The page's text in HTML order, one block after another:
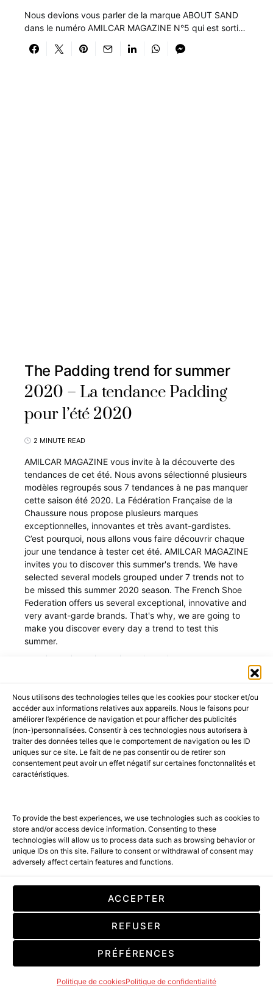
Nous utilisons des technologies telles que les cookies pour stocker et/ou
accéder aux informations relatives aux appareils. Nous le faisons pour
améliorer l’expérience de navigation et pour afficher des publicités
(non-)personnalisées. Consentir à ces technologies nous autorisera à
traiter des données telles que le comportement de navigation ou les ID
uniques sur ce site. Le fait de ne pas consentir ou de retirer son
consentement peut avoir un effet négatif sur certaines fonctonnalités et
caractéristiques.
To provide the best experiences, we use technologies such as cookies to
store and/or access device information. Consenting to these
technologies will allow us to process data such as browsing behavior or
unique IDs on this site. Failure to consent or withdrawal of consent may
adversely affect certain features and functions.
ACCEPTER
REFUSER
PRÉFÉRENCES
Politique de cookiesPolitique de confidentialité
Nous devions vous parler de la marque ABOUT SAND
dans le numéro AMILCAR MAGAZINE N°5 qui est sorti…
The Padding trend for summer
2020 – La tendance Padding
pour l’été 2020
2 MINUTE READ
AMILCAR MAGAZINE vous invite à la découverte des
tendances de cet été. Nous avons sélectionné plusieurs
modèles regroupés sous 7 tendances à ne pas manquer
cette saison été 2020. La Fédération Française de la
Chaussure nous propose plusieurs marques
exceptionnelles, innovantes et très avant-gardistes.
C’est pourquoi, nous allons vous faire découvrir chaque
jour une tendance à tester cet été. AMILCAR MAGAZINE
invites you to discover this summer's trends. We have
selected several models grouped under 7 trends not to
be missed this summer 2020 season. The French Shoe
Federation offers us several exceptional, innovative and
very avant-garde brands. That's why, we are going to
make you discover every day a trend to test this
summer.
FOCUS ON ALEXANDER
ALLEN
career very closely. We wanted to devote an article
to his amazing career. AMILCAR MAGAZINE suit de
très près la carrière d’Alexander ALLEN. Nous
voulions nous consacrer un article valorisant son
parcours étonnant.